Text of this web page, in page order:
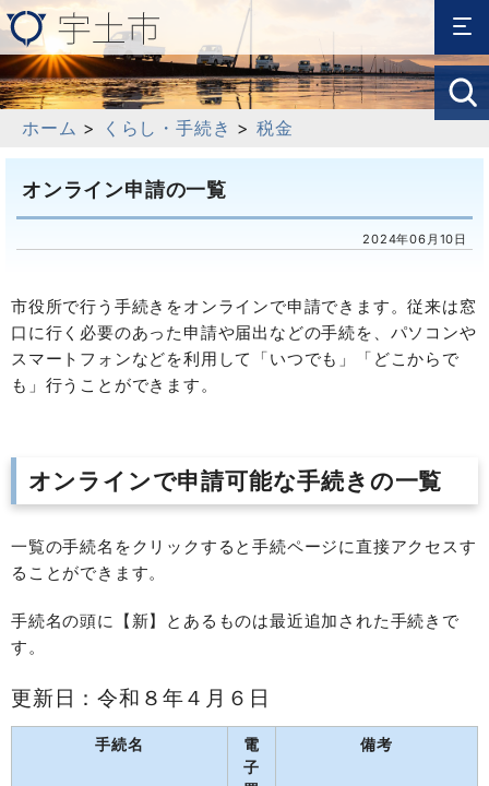
ホーム > くらし・手続き > 税金
オンライン申請の一覧
2024年06月10日
市役所で行う手続きをオンラインで申請できます。従来は窓
口に行く必要のあった申請や届出などの手続を、パソコンや
スマートフォンなどを利用して「いつでも」「どこからで
も」行うことができます。
オンラインで申請可能な手続きの一覧
一覧の手続名をクリックすると手続ページに直接アクセスす
ることができます。
手続名の頭に【新】とあるものは最近追加された手続きで
す。
更新日：令和８年４月６日
手続名
電
子
備考